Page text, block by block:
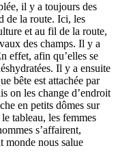
il y a toujours des
de la route. Ici, les
et au fil de la route,
des champs. Il y a
effet, afin qu’elles se
Il y a ensuite
bête est attachée par
on les change d’endroit
en petits dômes sur
tableau, les femmes
s’affairent,
monde nous salue